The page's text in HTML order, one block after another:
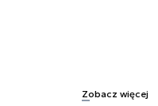
Zobacz więcej